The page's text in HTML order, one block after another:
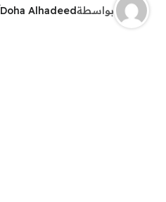
بواسطةDoha Alhadeed